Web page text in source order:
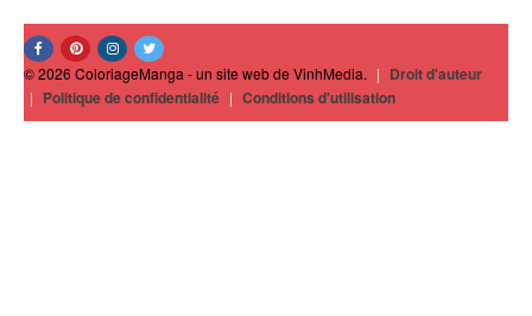
© 2026 ColoriageManga - un site web de VinhMedia. | Droit d'auteur
| Politique de confidentialité | Conditions d'utilisation